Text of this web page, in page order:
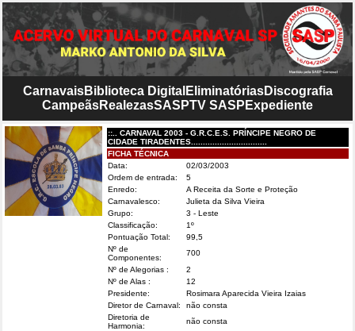
CarnavaisBiblioteca Digital EliminatóriasDiscografia
CampeãsRealezasSASPTV SASP Expediente
::.. CARNAVAL 2003 - G.R.C.E.S. PRÍNCIPE NEGRO DE
CIDADE TIRADENTES................................
FICHA TÉCNICA
Data:
02/03/2003
Ordem de entrada:
5
Enredo:
A Receita da Sorte e Proteção
Carnavalesco:
Julieta da Silva Vieira
Grupo:
3 - Leste
Classificação:
1º
Pontuação Total:
99,5
Nº de
Componentes:
700
Nº de Alegorias :
2
Nº de Alas :
12
Presidente:
Rosimara Aparecida Vieira Izaias
Diretor de Carnaval:
não consta
Diretoria de
Harmonia:
não consta